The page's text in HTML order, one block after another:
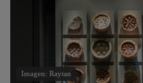
Imagen: Raytan